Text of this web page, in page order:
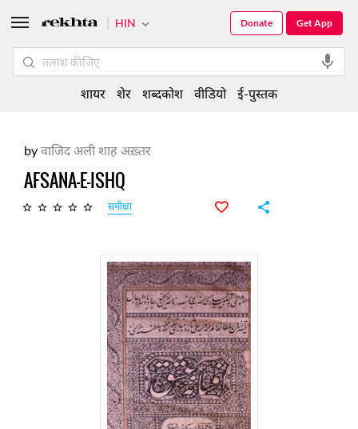
byवाजिद अली शाह अख़्तर
AFSANA-E-ISHQ
समीक्षा
HIN Get App
Donate
शायर शेर शब्दकोश वीडियो ई-पुस्तक